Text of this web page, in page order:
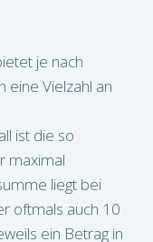
je nach
eine Vielzahl an
ist die so
maximal
liegt bei
oftmals auch 10
ein Betrag in